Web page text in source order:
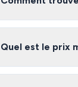
Pour trouver un
Quel est le prix
Les tarifs de